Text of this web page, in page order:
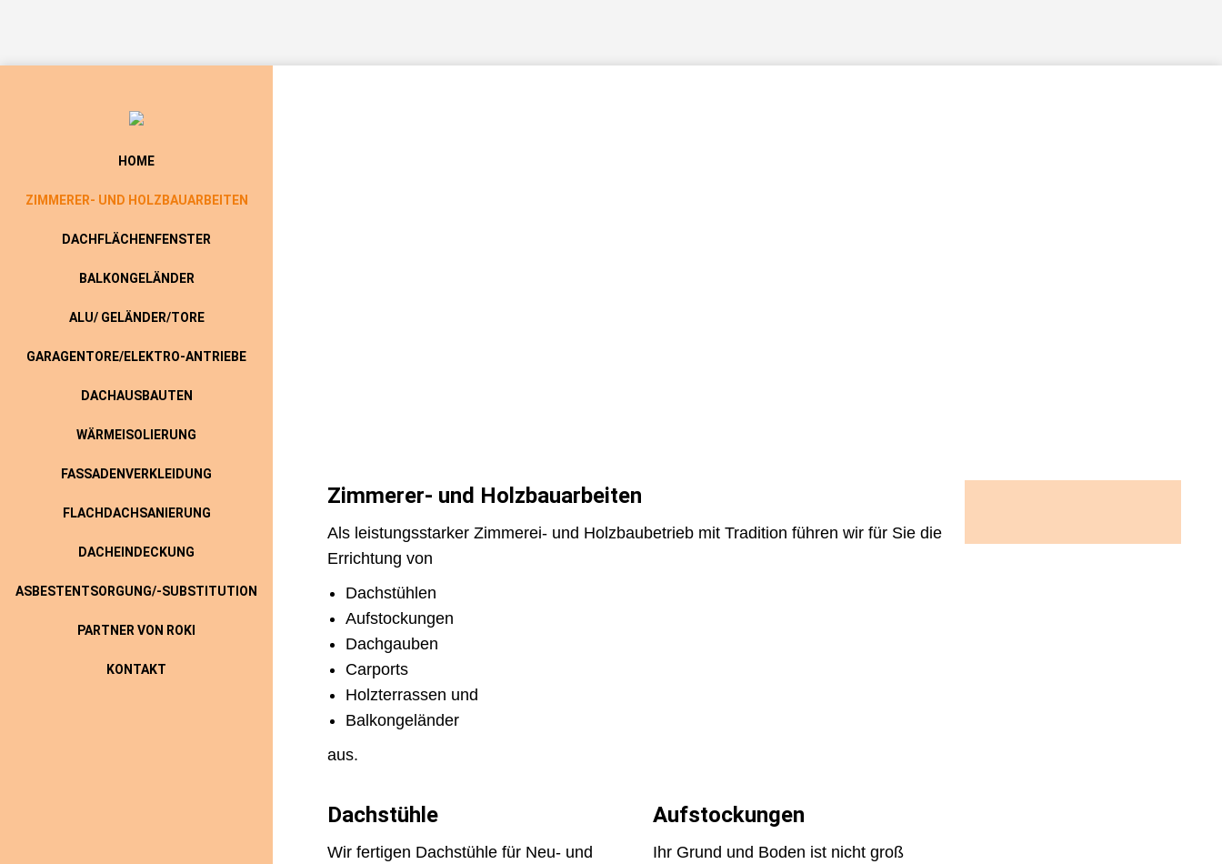
HOME
ZIMMERER- UND HOLZBAUARBEITEN
DACHFLÄCHENFENSTER
BALKONGELÄNDER
ALU/ GELÄNDER/TORE
GARAGENTORE/ELEKTRO-ANTRIEBE
DACHAUSBAUTEN
WÄRMEISOLIERUNG
FASSADENVERKLEIDUNG
FLACHDACHSANIERUNG
DACHEINDECKUNG
ASBESTENTSORGUNG/-SUBSTITUTION
PARTNER VON ROKI
KONTAKT
Zimmerer- und Holzbauarbeiten
Als leistungsstarker Zimmerei- und Holzbaubetrieb mit Tradition führen wir für Sie die
Errichtung von
Dachstühlen
Aufstockungen
Dachgauben
Carports
Holzterrassen und
Balkongeländer
aus.
Dachstühle
Wir fertigen Dachstühle für Neu- und
Aufstockungen
Ihr Grund und Boden ist nicht groß